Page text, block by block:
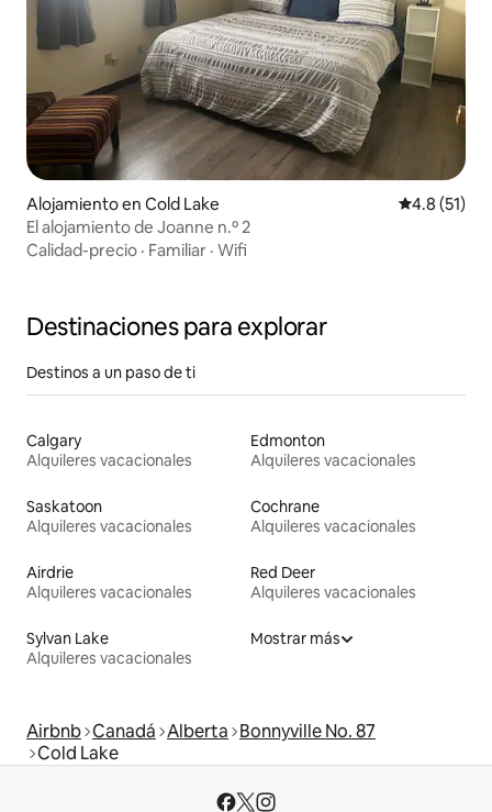
Alojamiento en Cold Lake Calificación
4.8 (51)
El alojamiento de Joanne n.º 2
Calidad-precio · Familiar · Wifi
Destinaciones para explorar
Destinos a un paso de ti
Calgary
Alquileres vacacionales
Edmonton
Alquileres vacacionales
Saskatoon
Alquileres vacacionales
Cochrane
Alquileres vacacionales
Airdrie
Alquileres vacacionales
Red Deer
Alquileres vacacionales
Sylvan Lake
Alquileres vacacionales
Mostrar más
Airbnb Canadá Alberta Bonnyville No. 87
Cold Lake